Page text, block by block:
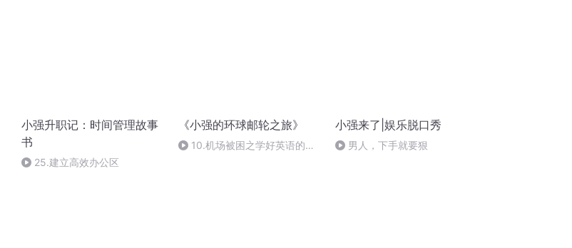
小强升职记：时间管理故事
书
25.建立高效办公区
《小强的环球邮轮之旅》
10.机场被困之学好英语的重
小强来了|娱乐脱口秀
男人，下手就要狠